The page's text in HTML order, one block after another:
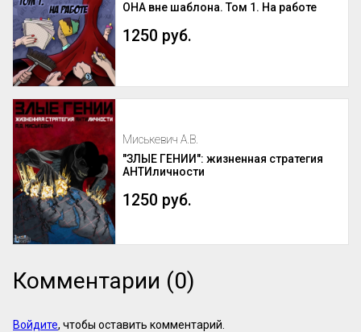
ОНА вне шаблона. Том 1. На работе
1250 руб.
Миськевич А.В.
"ЗЛЫЕ ГЕНИИ": жизненная стратегия
АНТИличности
1250 руб.
Комментарии (0)
Войдите, чтобы оставить комментарий.